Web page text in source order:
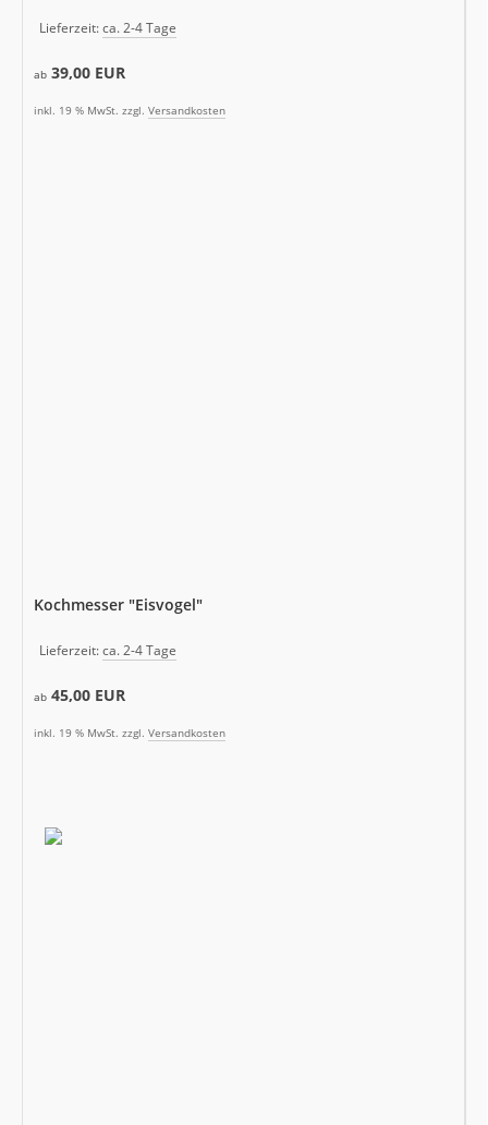
Lieferzeit:ca. 2-4 Tage
ab 39,00 EUR
inkl. 19 % MwSt. zzgl. Versandkosten
Kochmesser "Eisvogel"
Lieferzeit:ca. 2-4 Tage
ab 45,00 EUR
inkl. 19 % MwSt. zzgl. Versandkosten